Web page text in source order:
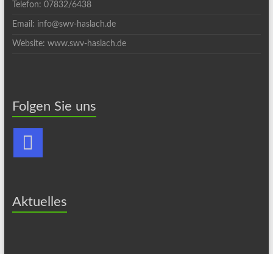
Telefon: 07832/6438
Email: info@swv-haslach.de
Website: www.swv-haslach.de
Folgen Sie uns
Aktuelles